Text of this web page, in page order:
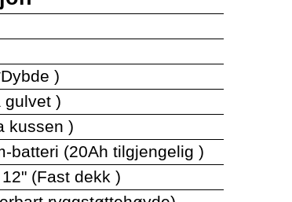
)
gulvet )
kussen )
batteri (20Ah tilgjengelig )
(Fast dekk )